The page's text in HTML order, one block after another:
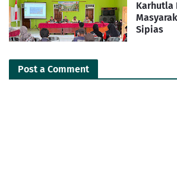
Karhutla
Sipias
Post a Comment